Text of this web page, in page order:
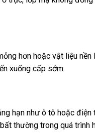
hơn hoặc vật liệu nền
xuống cấp sớm.
hạn như ô tô hoặc
thường trong quá trình